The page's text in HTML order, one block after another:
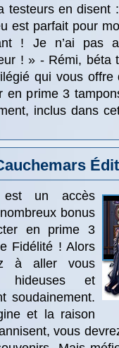
testeurs en disent
est parfait pour
! Je n’ai pas
! » - Rémi, béta
qui vous offre
en prime 3
inclus dans
est un accès
bonus
en prime 3
Fidélité ! Alors
à aller vous
hideuses et
soudainement.
et la raison
vous